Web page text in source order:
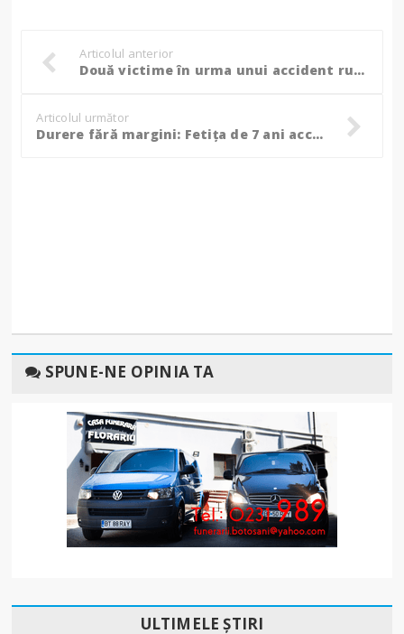
Articolul anterior
Două victime în urma unui accident rutier produs de o șoferiță care a pierdut mașina de sub control, într-o curbă!
Articolul următor
Durere fără margini: Fetița de 7 ani accidentată în fața casei, la Vorona, a murit!
SPUNE-NE OPINIA TA
ULTIMELE ȘTIRI